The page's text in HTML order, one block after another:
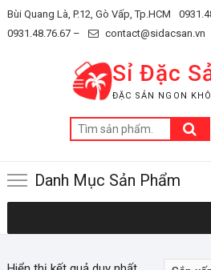
Skip
to
Bùi Quang Là, P.12, Gò Vấp, Tp.HCM
0931.48.76.67 –
contact@sidacsan.vn
Sỉ Đặc
ĐẶC SẢN NGON
Tìm
kiếm:
Danh Mục Sản Phẩm